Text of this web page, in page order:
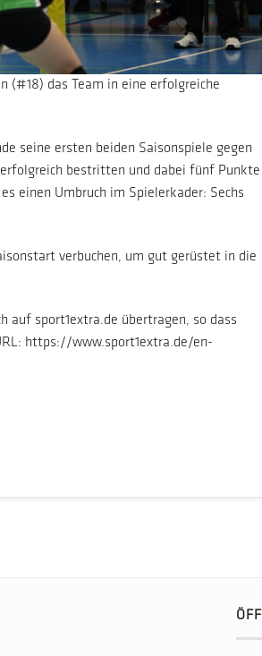
(#18) das Team in eine erfolgreiche
seine ersten beiden Saisonspiele gegen
bestritten und dabei fünf Punkte
einen Umbruch im Spielerkader: Sechs
verbuchen, um gut gerüstet in die
auf sport1extra.de übertragen, so dass
https://www.sport1extra.de/en-